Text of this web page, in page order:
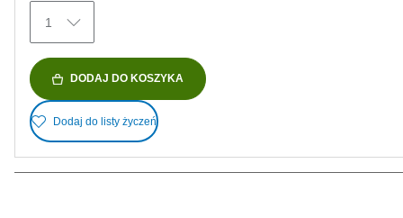
1
DODAJ DO KOSZYKA
Dodaj do listy życzeń